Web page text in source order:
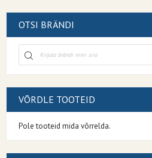
OTSI BRÄNDI
VÕRDLE TOOTEID
Pole tooteid mida võrrelda.